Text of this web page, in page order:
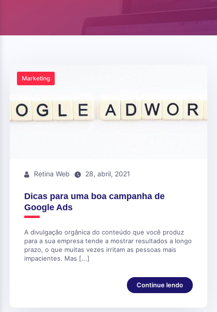
Marketing
Retina Web 28, abril, 2021
Dicas para uma boa campanha de
Google Ads
A divulgação orgânica do conteúdo que você produz
para a sua empresa tende a mostrar resultados a longo
prazo, o que muitas vezes irritam as pessoas mais
impacientes. Mas [...]
Continue lendo